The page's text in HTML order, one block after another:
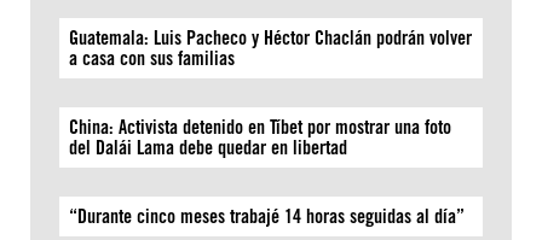
Guatemala: Luis Pacheco y Héctor Chaclán podrán volver
a casa con sus familias
China: Activista detenido en Tíbet por mostrar una foto
del Dalái Lama debe quedar en libertad
“Durante cinco meses trabajé 14 horas seguidas al día”